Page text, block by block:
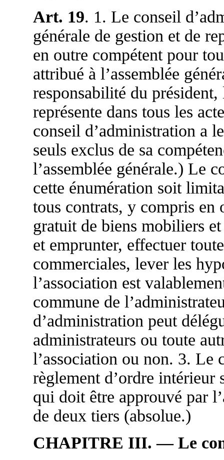
Art. 19. 1. Le conseil
générale de gestion et de
en outre compétent pour
attribué à l’assemblée
responsabilité du
représente dans tous les
conseil d’administration a
seuls exclus de sa
l’assemblée générale.) Le
cette énumération soit
tous contrats, y compris en
gratuit de biens mobiliers
et emprunter, effectuer
commerciales, lever les
l’association est
commune de
d’administration peut
administrateurs ou toute
l’association ou non. 3. Le
règlement d’ordre intérieur
qui doit être approuvé par
de deux tiers (absolue.)
CHAPITRE III. — Le